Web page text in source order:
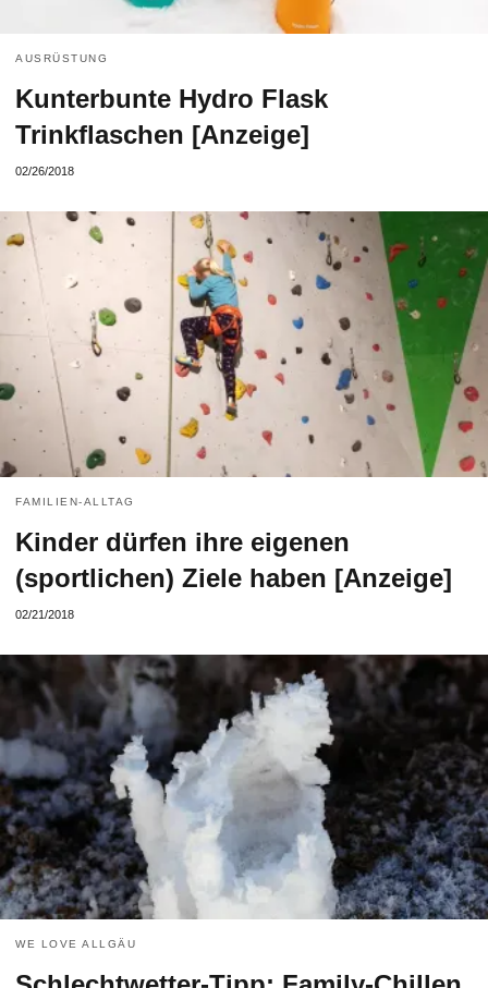
AUSRÜSTUNG
Kunterbunte Hydro Flask
Trinkflaschen [Anzeige]
02/26/2018
FAMILIEN-ALLTAG
Kinder dürfen ihre eigenen
(sportlichen) Ziele haben [Anzeige]
02/21/2018
WE LOVE ALLGÄU